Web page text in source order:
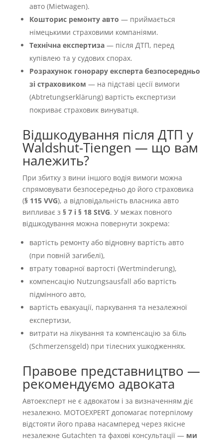
авто (Mietwagen).
Кошторис ремонту авто — приймається
німецькими страховими компаніями.
Технічна експертиза— після ДТП, перед
купівлею та у судових спорах.
Розрахунок гонорару експерта безпосередньо
зі страховиком — на підставі цесії вимоги
(Abtretungserklärung) вартість експертизи
покриває страховик винуватця.
Відшкодування після ДТП у
Waldshut-Tiengen — що вам
належить?
При збитку з вини іншого водія вимоги можна
спрямовувати безпосередньо до його страховика
(§ 115 VVG), а відповідальність власника авто
випливає з § 7 і § 18 StVG. У межах повного
відшкодування можна повернути зокрема:
вартість ремонту або відновну вартість авто
(при повній загибелі),
втрату товарної вартості (Wertminderung),
компенсацію Nutzungsausfall або вартість
підмінного авто,
вартість евакуації, паркування та незалежної
експертизи,
витрати на лікування та компенсацію за біль
(Schmerzensgeld) при тілесних ушкодженнях.
Правове представництво —
рекомендуємо адвоката
Автоексперт не є адвокатом і за визначенням діє
незалежно. MOTOEXPERT допомагає потерпілому
відстояти його права насамперед через якісне
незалежне Gutachten та фахові консультації — ми